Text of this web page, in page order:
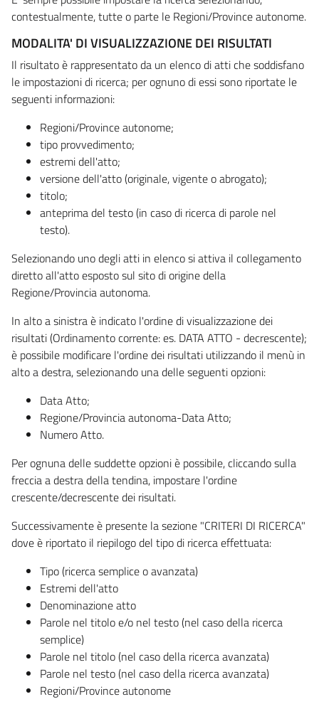
contestualmente, tutte o parte le Regioni/Province autonome.
MODALITA' DI VISUALIZZAZIONE DEI RISULTATI
Il risultato è rappresentato da un elenco di atti che soddisfano
le impostazioni di ricerca; per ognuno di essi sono riportate le
seguenti informazioni:
Regioni/Province autonome;
tipo provvedimento;
estremi dell'atto;
versione dell'atto (originale, vigente o abrogato);
titolo;
anteprima del testo (in caso di ricerca di parole nel
testo).
Selezionando uno degli atti in elenco si attiva il collegamento
diretto all'atto esposto sul sito di origine della
Regione/Provincia autonoma.
In alto a sinistra è indicato l'ordine di visualizzazione dei
risultati (Ordinamento corrente: es. DATA ATTO - decrescente);
è possibile modificare l'ordine dei risultati utilizzando il menù in
alto a destra, selezionando una delle seguenti opzioni:
Data Atto;
Regione/Provincia autonoma-Data Atto;
Numero Atto.
Per ognuna delle suddette opzioni è possibile, cliccando sulla
freccia a destra della tendina, impostare l'ordine
crescente/decrescente dei risultati.
Successivamente è presente la sezione "CRITERI DI RICERCA"
dove è riportato il riepilogo del tipo di ricerca effettuata:
Tipo (ricerca semplice o avanzata)
Estremi dell'atto
Denominazione atto
Parole nel titolo e/o nel testo (nel caso della ricerca
semplice)
Parole nel titolo (nel caso della ricerca avanzata)
Parole nel testo (nel caso della ricerca avanzata)
Regioni/Province autonome